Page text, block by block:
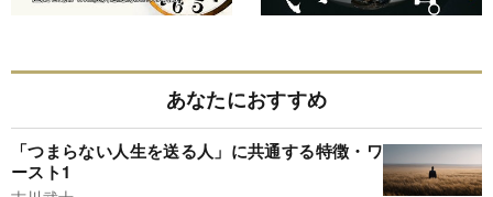
あなたにおすすめ
「つまらない人生を送る人」に共通する特徴・ワ
ースト1